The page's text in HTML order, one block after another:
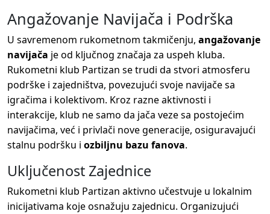
Angažovanje Navijača i Podrška
U savremenom rukometnom takmičenju, angažovanje
navijača je od ključnog značaja za uspeh kluba.
Rukometni klub Partizan se trudi da stvori atmosferu
podrške i zajedništva, povezujući svoje navijače sa
igračima i kolektivom. Kroz razne aktivnosti i
interakcije, klub ne samo da jača veze sa postojećim
navijačima, već i privlači nove generacije, osiguravajući
stalnu podršku i ozbiljnu bazu fanova.
Uključenost Zajednice
Rukometni klub Partizan aktivno učestvuje u lokalnim
inicijativama koje osnažuju zajednicu. Organizujući